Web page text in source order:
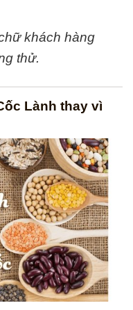
khách hàng
thử.
Lành thay vì